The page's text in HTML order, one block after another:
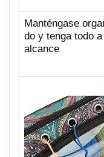
Manténgase
do y tenga todo
alcance